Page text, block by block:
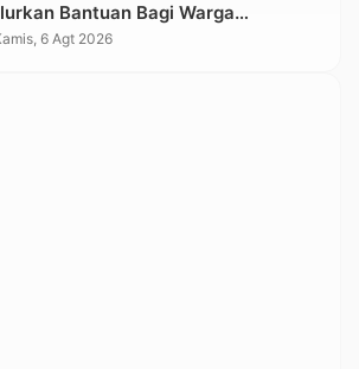
Bantuan Bagi Warga
Longsor di Buntu Pepasan
6 Agt 2026